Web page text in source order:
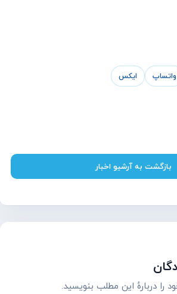
واتساپ ایکس
بازگشت به آرشیو اخبار
را دربارهٔ این مطلب بنویسید.